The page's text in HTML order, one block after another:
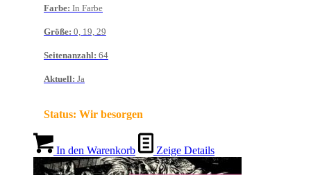
Farbe: In Farbe
Größe: 0, 19, 29
Seitenanzahl: 64
Aktuell: Ja
Status: Wir besorgen
In den Warenkorb Zeige Details